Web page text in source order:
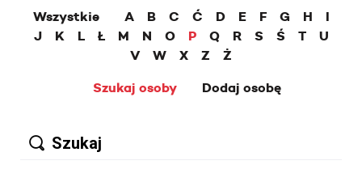
Wszystkie A B C Ć D E F G H
I
J
K L Ł M N O P Q R S Ś T
U
V
W X Z
Ż
Szukaj osoby
Dodaj osobę